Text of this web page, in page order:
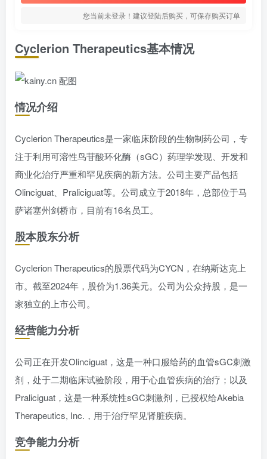
您当前未登录！建议登陆后购买，可保存购买订单
Cyclerion Therapeutics基本情况
情况介绍
Cyclerion Therapeutics是一家临床阶段的生物制药公司，专
注于利用可溶性鸟苷酸环化酶（sGC）药理学发现、开发和
商业化治疗严重和罕见疾病的新方法。公司主要产品包括
Olinciguat、Praliciguat等。公司成立于2018年，总部位于马
萨诸塞州剑桥市，目前有16名员工。
股本股东分析
Cyclerion Therapeutics的股票代码为CYCN，在纳斯达克上
市。截至2024年，股价为1.36美元。公司为公众持股，是一
家独立的上市公司。
经营能力分析
公司正在开发Olinciguat，这是一种口服给药的血管sGC刺激
剂，处于二期临床试验阶段，用于心血管疾病的治疗；以及
Praliciguat，这是一种系统性sGC刺激剂，已授权给Akebia
Therapeutics, Inc.，用于治疗罕见肾脏疾病。
竞争能力分析